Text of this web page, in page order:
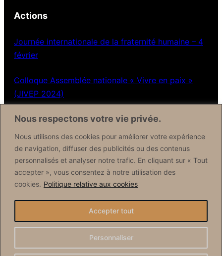
Nous respectons votre vie privée.
Nous utilisons des cookies pour améliorer votre expérience
de navigation, diffuser des publicités ou des contenus
personnalisés et analyser notre trafic. En cliquant sur « Tout
accepter », vous consentez à notre utilisation des
cookies. Politique relative aux cookies
Personnaliser
Accepter tout
Actions
Journée internationale de la fraternité humaine – 4
février
Colloque Assemblée nationale « Vivre en paix »
(JIVEP 2024)
Contactez nous
Formulaire de contact
Réseaux sociaux
X (Twitter)